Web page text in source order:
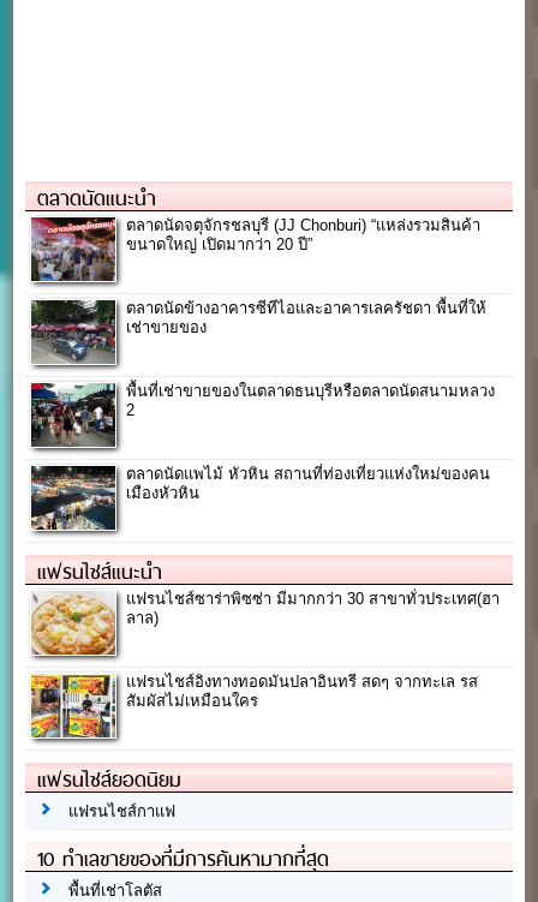
ตลาดนัดแนะนำ
ตลาดนัดจตุจักรชลบุรี (JJ Chonburi) “แหล่งรวมสินค้า
ขนาดใหญ่ เปิดมากว่า 20 ปี”
ตลาดนัดข้างอาคารซีทีไอและอาคารเลครัชดา พื้นที่ให้
เช่าขายของ
พื้นที่เช่าขายของในตลาดธนบุรีหรือตลาดนัดสนามหลวง
2
ตลาดนัดแพไม้ หัวหิน สถานที่ท่องเที่ยวแห่งใหม่ของคน
เมืองหัวหิน
แฟรนไชส์แนะนำ
แฟรนไชส์ซาร่าพิซซ่า มีมากกว่า 30 สาขาทั่วประเทศ(ฮา
ลาล)
แฟรนไชส์อิงทางทอดมันปลาอินทรี สดๆ จากทะเล รส
สัมผัสไม่เหมือนใคร
แฟรนไชส์ยอดนิยม
แฟรนไชส์กาแฟ
10 ทำเลขายของที่มีการค้นหามากที่สุด
พื้นที่เช่าโลตัส